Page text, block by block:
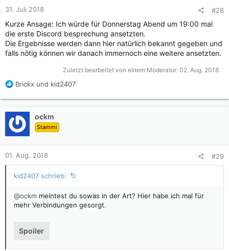
31. Juli 2018 #28
Kurze Ansage: Ich würde für Donnerstag Abend um 19:00 mal
die erste Discord besprechung ansetzten.
Die Ergebnisse werden dann hier natürlich bekannt gegeben und
falls nötig können wir danach immernoch eine weitere ansetzten.
Zuletzt bearbeitet von einem Moderator: 02. Aug. 2018
R
a
k
t
i
o
n
e
n
:
Brickx und kid2407
ockm
Stammi
01. Aug. 2018 #29
kid2407 schrieb:
@ockm meintest du sowas in der Art? Hier habe ich mal für
mehr Verbindungen gesorgt.
Spoiler